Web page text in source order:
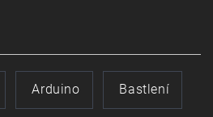
Arduino Bastlení